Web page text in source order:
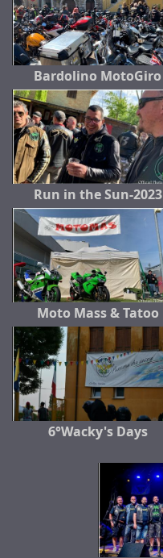
Bardolino MotoGiro
Run in the Sun-2023
Moto Mass & Tatoo
6°Wacky's Days